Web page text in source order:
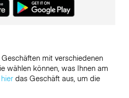
mit verschiedenen
wählen können, was Ihnen am
hierdas Geschäft aus, um die